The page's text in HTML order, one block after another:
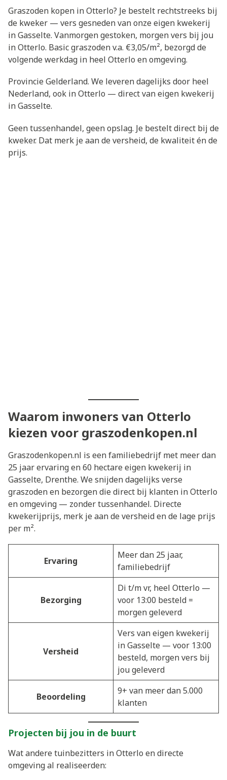
Graszoden kopen in Otterlo? Je bestelt rechtstreeks bij
de kweker — vers gesneden van onze eigen kwekerij
in Gasselte. Vanmorgen gestoken, morgen vers bij jou
in Otterlo. Basic graszoden v.a. €3,05/m², bezorgd de
volgende werkdag in heel Otterlo en omgeving.
Provincie Gelderland. We leveren dagelijks door heel
Nederland, ook in Otterlo — direct van eigen kwekerij
in Gasselte.
Geen tussenhandel, geen opslag. Je bestelt direct bij de
kweker. Dat merk je aan de versheid, de kwaliteit én de
prijs.
Waarom inwoners van Otterlo
kiezen voor graszodenkopen.nl
Graszodenkopen.nl is een familiebedrijf met meer dan
25 jaar ervaring en 60 hectare eigen kwekerij in
Gasselte, Drenthe. We snijden dagelijks verse
graszoden en bezorgen die direct bij klanten in Otterlo
en omgeving — zonder tussenhandel. Directe
kwekerijprijs, merk je aan de versheid en de lage prijs
per m².
Ervaring
Meer dan 25 jaar,
familiebedrijf
Bezorging
Di t/m vr, heel Otterlo —
voor 13:00 besteld =
morgen geleverd
Versheid
Vers van eigen kwekerij
in Gasselte — voor 13:00
besteld, morgen vers bij
jou geleverd
Beoordeling
9+ van meer dan 5.000
klanten
Projecten bij jou in de buurt
Wat andere tuinbezitters in Otterlo en directe
omgeving al realiseerden: